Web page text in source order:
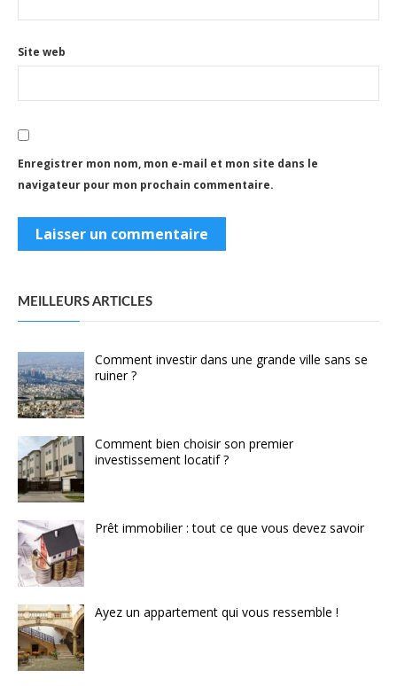
Site web
Enregistrer mon nom, mon e-mail et mon site dans le
navigateur pour mon prochain commentaire.
MEILLEURS ARTICLES
Comment investir dans une grande ville sans se
ruiner ?
Comment bien choisir son premier
investissement locatif ?
Prêt immobilier : tout ce que vous devez savoir
Ayez un appartement qui vous ressemble !